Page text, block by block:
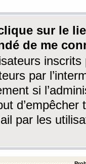
sur le
de me
par
si
par les